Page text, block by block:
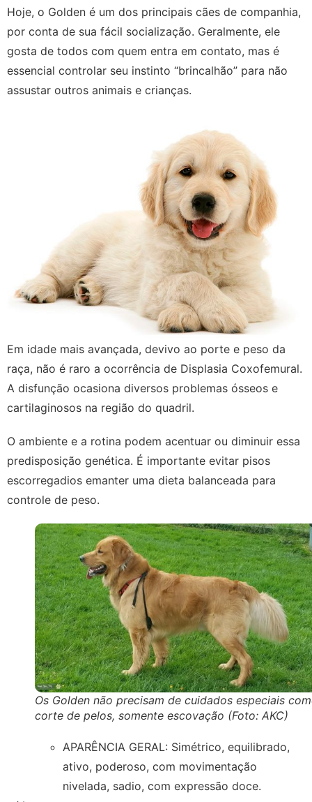
Hoje, o Golden é um dos principais cães de companhia,
por conta de sua fácil socialização. Geralmente, ele
gosta de todos com quem entra em contato, mas é
essencial controlar seu instinto “brincalhão” para não
assustar outros animais e crianças.
Em idade mais avançada, devivo ao porte e peso da
raça, não é raro a ocorrência de Displasia Coxofemural.
A disfunção ocasiona diversos problemas ósseos e
cartilaginosos na região do quadril.
O ambiente e a rotina podem acentuar ou diminuir essa
predisposição genética. É importante evitar pisos
escorregadios emanter uma dieta balanceada para
controle de peso.
Os Golden não precisam de cuidados especiais
corte de pelos, somente escovação (Foto: AKC)
APARÊNCIA GERAL: Simétrico, equilibrado,
ativo, poderoso, com movimentação
nivelada, sadio, com expressão doce.